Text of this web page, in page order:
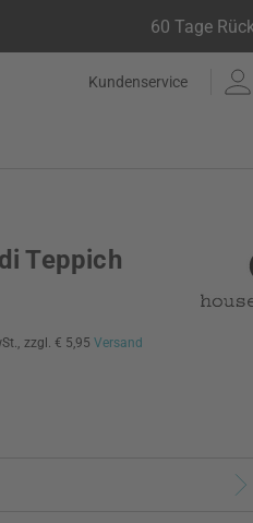
60 Tage
Kundenservice
Teppich
zzgl. € 5,95 Versand